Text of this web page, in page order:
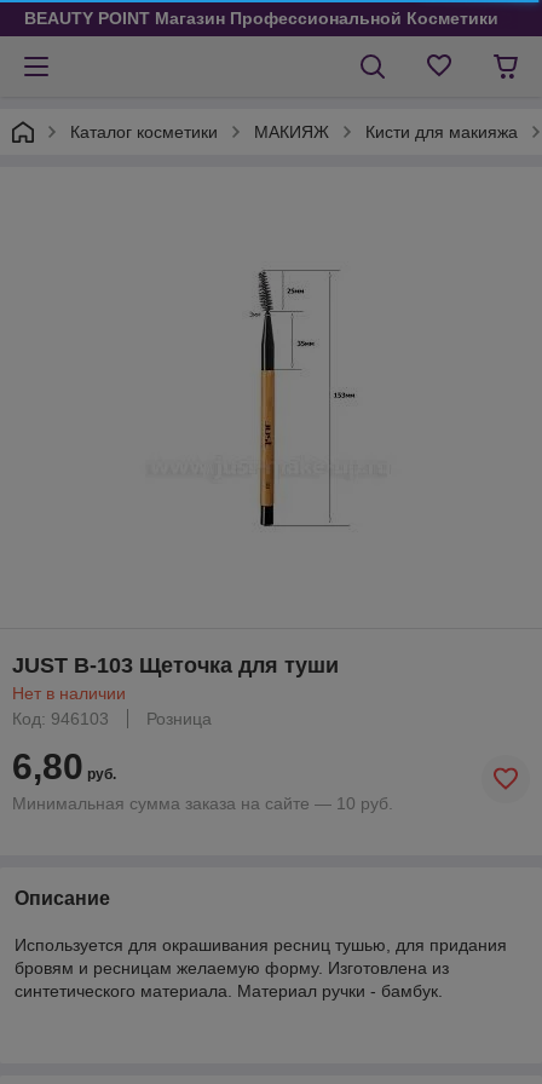
BEAUTY POINT Магазин Профессиональной Косметики
Каталог косметики МАКИЯЖ Кисти для макияжа
JUST B-103 Щеточка для туши
Нет в наличии
Код: 946103
Розница
6,80 руб.
Минимальная сумма заказа на сайте — 10 руб.
Описание
Используется для окрашивания ресниц тушью, для придания
бровям и ресницам желаемую форму. Изготовлена из
синтетического материала. Материал ручки - бамбук.